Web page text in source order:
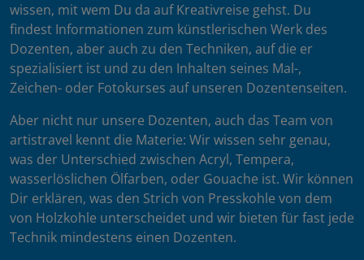
wissen, mit wem Du da auf Kreativreise gehst. Du
findest Informationen zum künstlerischen Werk des
Dozenten, aber auch zu den Techniken, auf die er
spezialisiert ist und zu den Inhalten seines Mal-,
Zeichen- oder Fotokurses auf unseren Dozentenseiten.
Aber nicht nur unsere Dozenten, auch das Team von
artistravel kennt die Materie: Wir wissen sehr genau,
was der Unterschied zwischen Acryl, Tempera,
wasserlöslichen Ölfarben, oder Gouache ist. Wir können
Dir erklären, was den Strich von Presskohle von dem
von Holzkohle unterscheidet und wir bieten für fast jede
Technik mindestens einen Dozenten.